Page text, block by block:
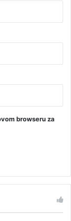
browseru za